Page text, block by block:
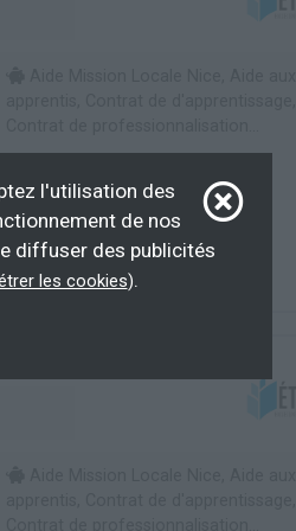
l'utilisation des
de nos
diffuser des publicités
les cookies).